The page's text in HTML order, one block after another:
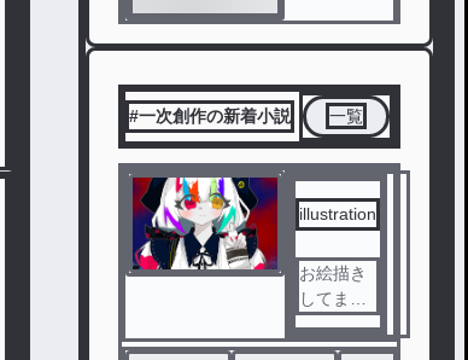
#一次創作の新着小説 一覧
illustration
お絵描き
してます
。中2です
。